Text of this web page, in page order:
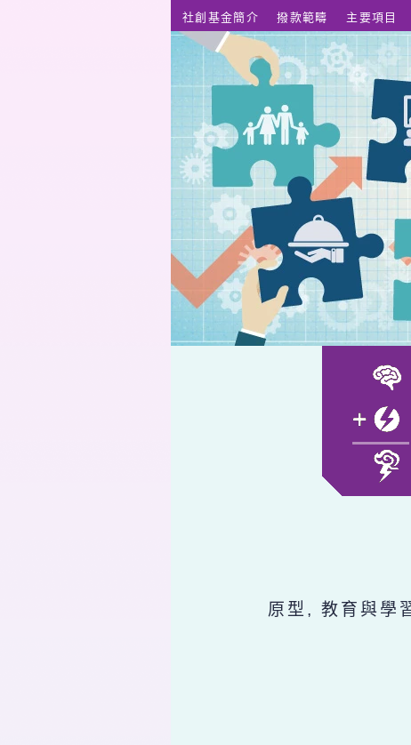
社創基金簡介 撥款範疇 主要項目
原型, 教育與學